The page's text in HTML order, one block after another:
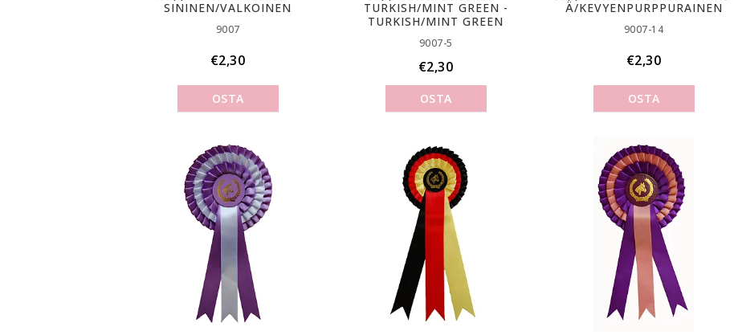
SININEN/VALKOINEN
9007
€2,30
OSTA
TURKISH/MINT GREEN -
TURKISH/MINT GREEN
9007-5
€2,30
OSTA
Ä­/­K­E­V­Y­E­N­P­U­R­P­P­U­R­A­I­N­E­N
9007-14
€2,30
OSTA